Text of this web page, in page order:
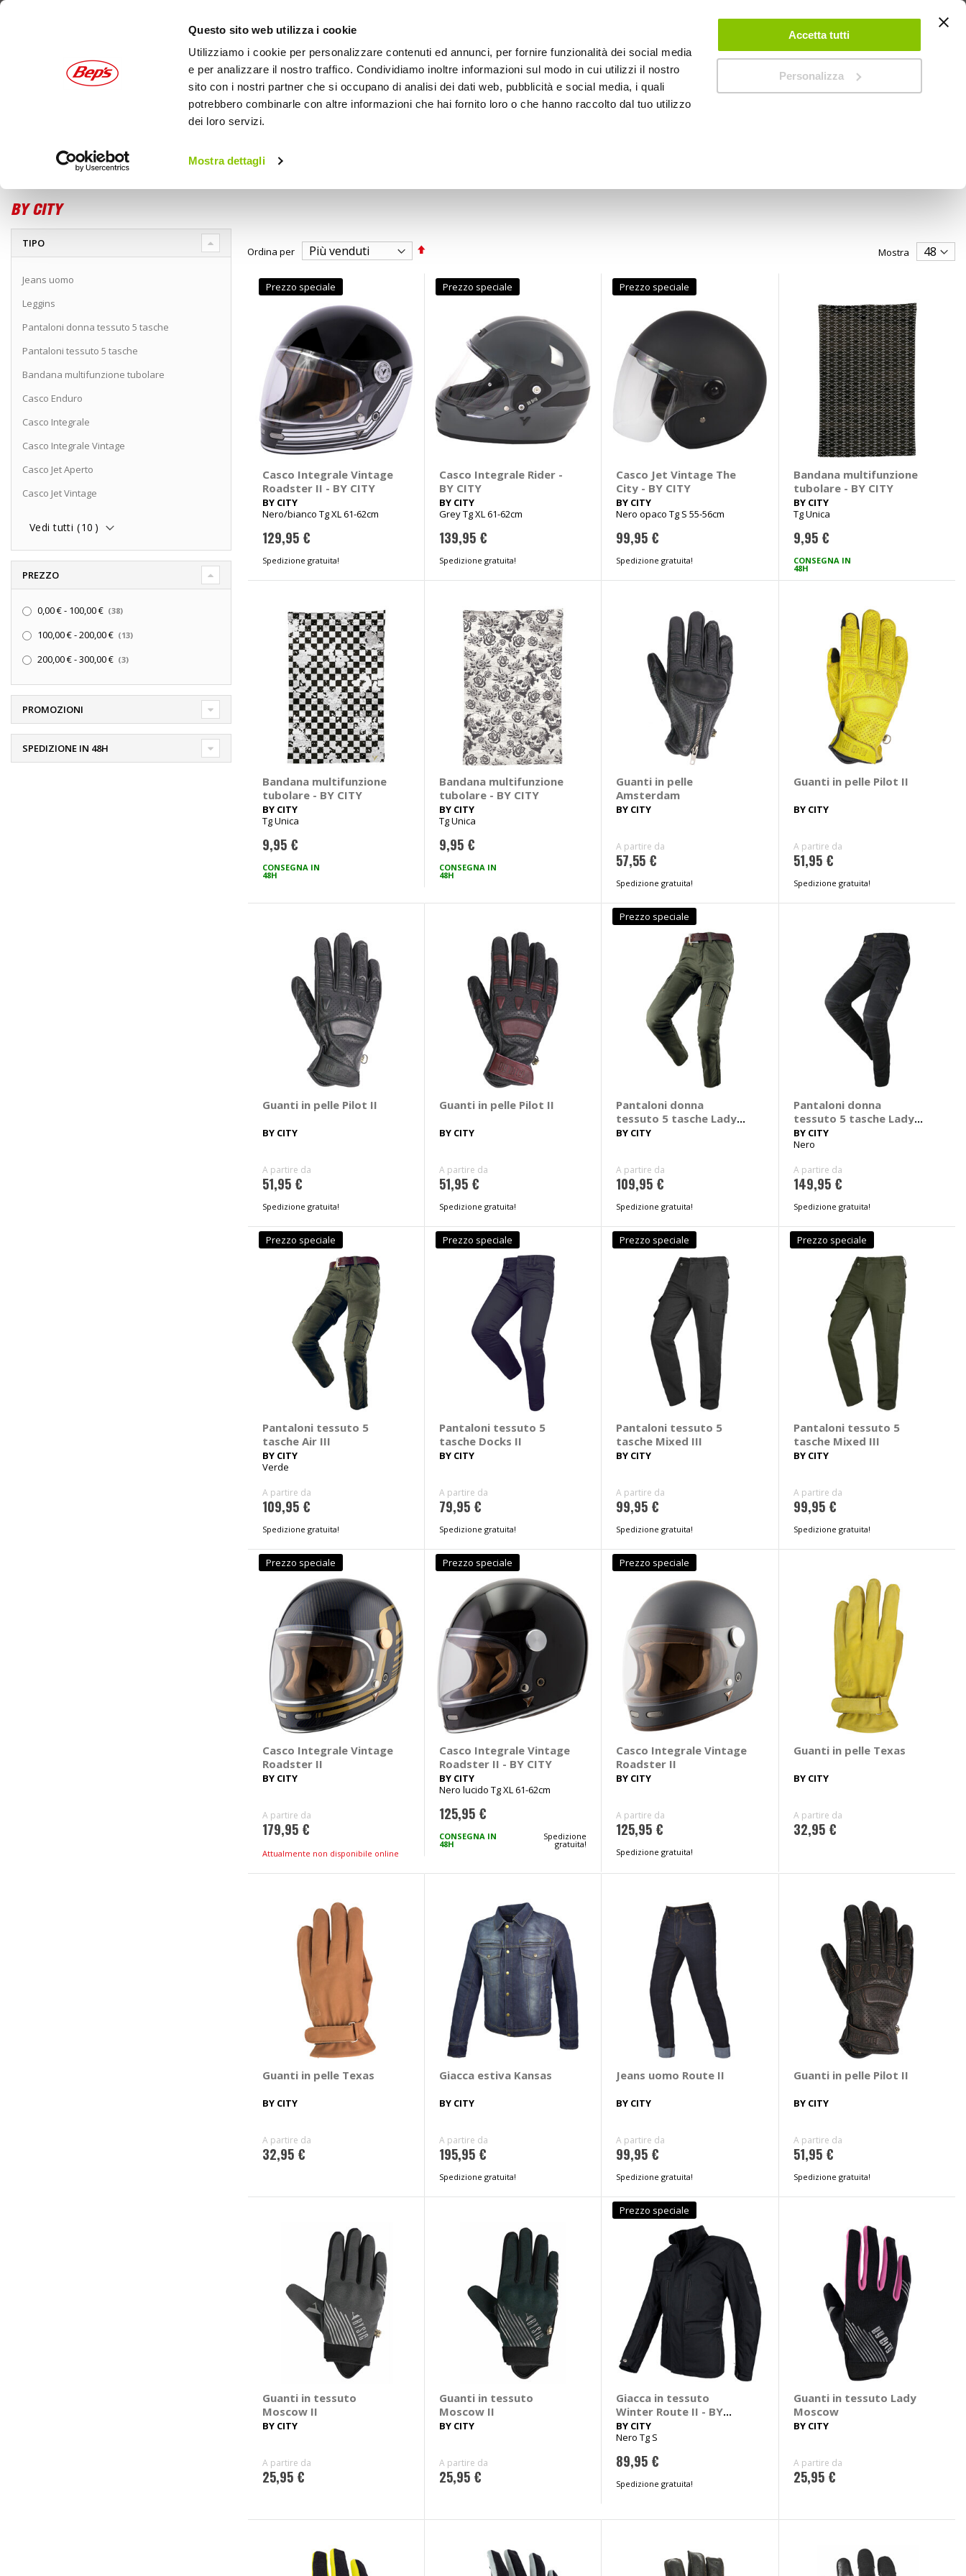
Questo sito web utilizza i cookie
Utilizziamo i cookie per personalizzare contenuti ed annunci, per fornire funzionalità dei social media
e per analizzare il nostro traffico. Condividiamo inoltre informazioni sul modo in cui utilizzi il nostro
sito con i nostri partner che si occupano di analisi dei dati web, pubblicità e social media, i quali
potrebbero combinarle con altre informazioni che hai fornito loro o che hanno raccolto dal tuo utilizzo
dei loro servizi.
Mostra dettagli
Accetta tutti
Personalizza
CONTATTACI NEGOZI IL MIO NEGOZIO
BY CITY
Ordina per
Imposta
decrescente
Mostra
Prezzo speciale
Casco Integrale Vintage
Roadster II - BY CITY
BY CITY
Nero/bianco Tg XL 61-62cm
129,95 €
Spedizione gratuita!
Prezzo speciale
Casco Integrale Rider -
BY CITY
BY CITY
Grey Tg XL 61-62cm
139,95 €
Spedizione gratuita!
Prezzo speciale
Casco Jet Vintage The
City - BY CITY
BY CITY
Nero opaco Tg S 55-56cm
99,95 €
Spedizione gratuita!
Bandana multifunzione
tubolare - BY CITY
BY CITY
Tg Unica
9,95 €
CONSEGNA IN
48H
Bandana multifunzione
tubolare - BY CITY
BY CITY
Tg Unica
9,95 €
CONSEGNA IN
48H
Bandana multifunzione
tubolare - BY CITY
BY CITY
Tg Unica
9,95 €
CONSEGNA IN
48H
Guanti in pelle
Amsterdam
BY CITY
A partire da
57,55 €
Spedizione gratuita!
Guanti in pelle Pilot II
BY CITY
A partire da
51,95 €
Spedizione gratuita!
Guanti in pelle Pilot II
BY CITY
A partire da
51,95 €
Spedizione gratuita!
Guanti in pelle Pilot II
BY CITY
A partire da
51,95 €
Spedizione gratuita!
Prezzo speciale
Pantaloni donna
tessuto 5 tasche Lady
Air III
BY CITY
A partire da
109,95 €
Spedizione gratuita!
Pantaloni donna
tessuto 5 tasche Lady
Mixed III Slim
BY CITY
Nero
A partire da
149,95 €
Spedizione gratuita!
Prezzo speciale
Pantaloni tessuto 5
tasche Air III
BY CITY
Verde
A partire da
109,95 €
Spedizione gratuita!
Prezzo speciale
Pantaloni tessuto 5
tasche Docks II
BY CITY
A partire da
79,95 €
Spedizione gratuita!
Prezzo speciale
Pantaloni tessuto 5
tasche Mixed III
BY CITY
A partire da
99,95 €
Spedizione gratuita!
Prezzo speciale
Pantaloni tessuto 5
tasche Mixed III
BY CITY
A partire da
99,95 €
Spedizione gratuita!
Prezzo speciale
Casco Integrale Vintage
Roadster II
BY CITY
A partire da
179,95 €
Attualmente non disponibile online
Prezzo speciale
Casco Integrale Vintage
Roadster II - BY CITY
BY CITY
Nero lucido Tg XL 61-62cm
125,95 €
CONSEGNA IN
48H
Spedizione
gratuita!
Prezzo speciale
Casco Integrale Vintage
Roadster II
BY CITY
A partire da
125,95 €
Spedizione gratuita!
Guanti in pelle Texas
BY CITY
A partire da
32,95 €
Guanti in pelle Texas
BY CITY
A partire da
32,95 €
Giacca estiva Kansas
BY CITY
A partire da
195,95 €
Spedizione gratuita!
Jeans uomo Route II
BY CITY
A partire da
99,95 €
Spedizione gratuita!
Guanti in pelle Pilot II
BY CITY
A partire da
51,95 €
Spedizione gratuita!
Guanti in tessuto
Moscow II
BY CITY
A partire da
25,95 €
Guanti in tessuto
Moscow II
BY CITY
A partire da
25,95 €
Prezzo speciale
Giacca in tessuto
Winter Route II - BY
CITY
BY CITY
Nero Tg S
89,95 €
Spedizione gratuita!
Guanti in tessuto Lady
Moscow
BY CITY
A partire da
25,95 €
TIPO
Jeans uomo
Leggins
Pantaloni donna tessuto 5 tasche
Pantaloni tessuto 5 tasche
Bandana multifunzione tubolare
Casco Enduro
Casco Integrale
Casco Integrale Vintage
Casco Jet Aperto
Casco Jet Vintage
Vedi tutti (10 )
PREZZO
0,00 €- 100,00 € 38
100,00 €-200,00 € 13
200,00 €-300,00 € 3
PROMOZIONI
SPEDIZIONE IN 48H